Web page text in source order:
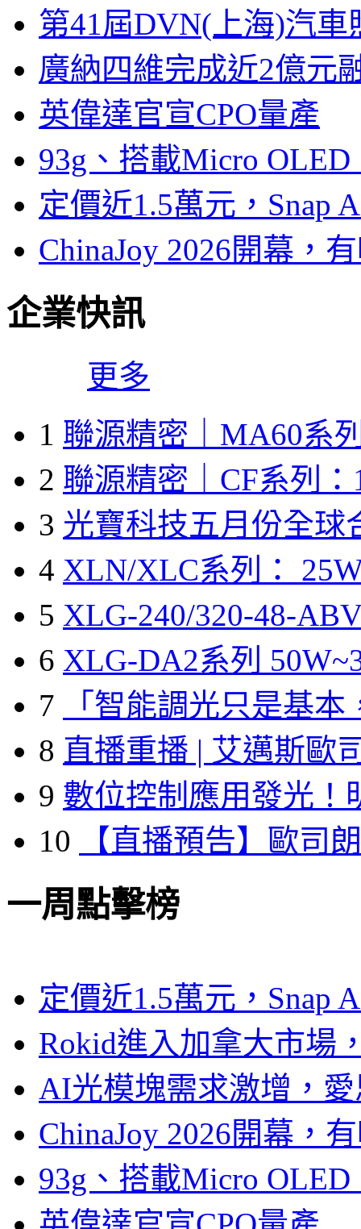
第41屆DVN(上海)汽
廣納四維完成近2億元
英偉達官宣CPO量產
93g、搭載Micro
定價近1.5萬元，Snap
ChinaJoy 2026開幕，
企業快訊
更多
1 聯源精密｜MA60系
2 聯源精密｜CF系列：
3 光寶科技五月份全球
4 XLN/XLC系列：
5 XLG-240/320-48-
6 XLG-DA2系列
7
「智能調光只是基本
8 直播重播 | 艾邁斯歐
9 數位控制應用發光！
10
【直播預告】歐司
一周點擊榜
定價近1.5萬元，Snap
Rokid進入加拿大市場
AI光模塊需求激增，
ChinaJoy 2026開幕，
93g、搭載Micro